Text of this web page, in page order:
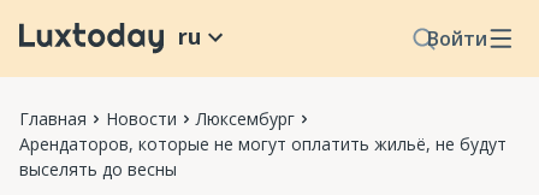
Войти
ru
Главная Новости
Люксембург
Арендаторов, которые не могут оплатить жильё, не будут
выселять до весны